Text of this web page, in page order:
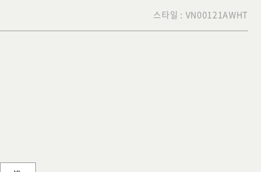
스타일 : VN00121AWHT